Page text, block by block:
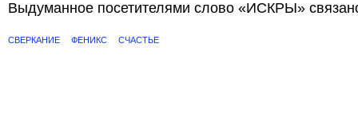
Выдуманное посетителями слово «ИСКРЫ»
СВЕРКАНИЕ ФЕНИКС СЧАСТЬЕ